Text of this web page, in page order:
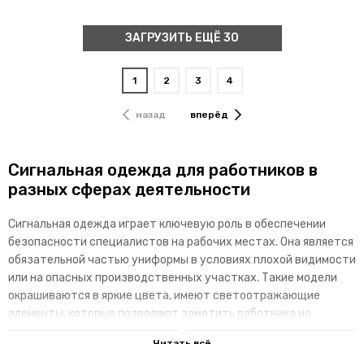
ЗАГРУЗИТЬ ЕЩЁ 30
назад
1 2 3 4
вперёд
Сигнальная одежда для работников в
разных сферах деятельности
Сигнальная одежда играет ключевую роль в обеспечении
безопасности специалистов на рабочих местах. Она является
обязательной частью униформы в условиях плохой видимости
или на опасных производственных участках. Такие модели
окрашиваются в яркие цвета, имеют светоотражающие
элементы, которые позволяют заметить работника на